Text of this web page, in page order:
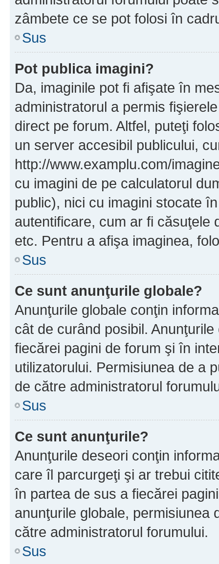
zâmbete ce se pot folosi în
Sus
Pot publica imagini?
Da, imaginile pot fi afişate în
administratorul a permis
direct pe forum. Altfel, puteţi
un server accesibil publicului,
http://www.examplu.com/
cu imagini de pe calculatorul
public), nici cu imagini stocate
autentificare, cum ar fi căsuţele
etc. Pentru a afişa imaginea,
Sus
Ce sunt anunţurile globale?
Anunţurile globale conţin
cât de curând posibil.
fiecărei pagini de forum şi în
utilizatorului. Permisiunea de a
de către administratorul
Sus
Ce sunt anunţurile?
Anunţurile deseori conţin
care îl parcurgeţi şi ar trebui
în partea de sus a fiecărei
anunţurile globale, permisiunea
către administratorul forumului.
Sus